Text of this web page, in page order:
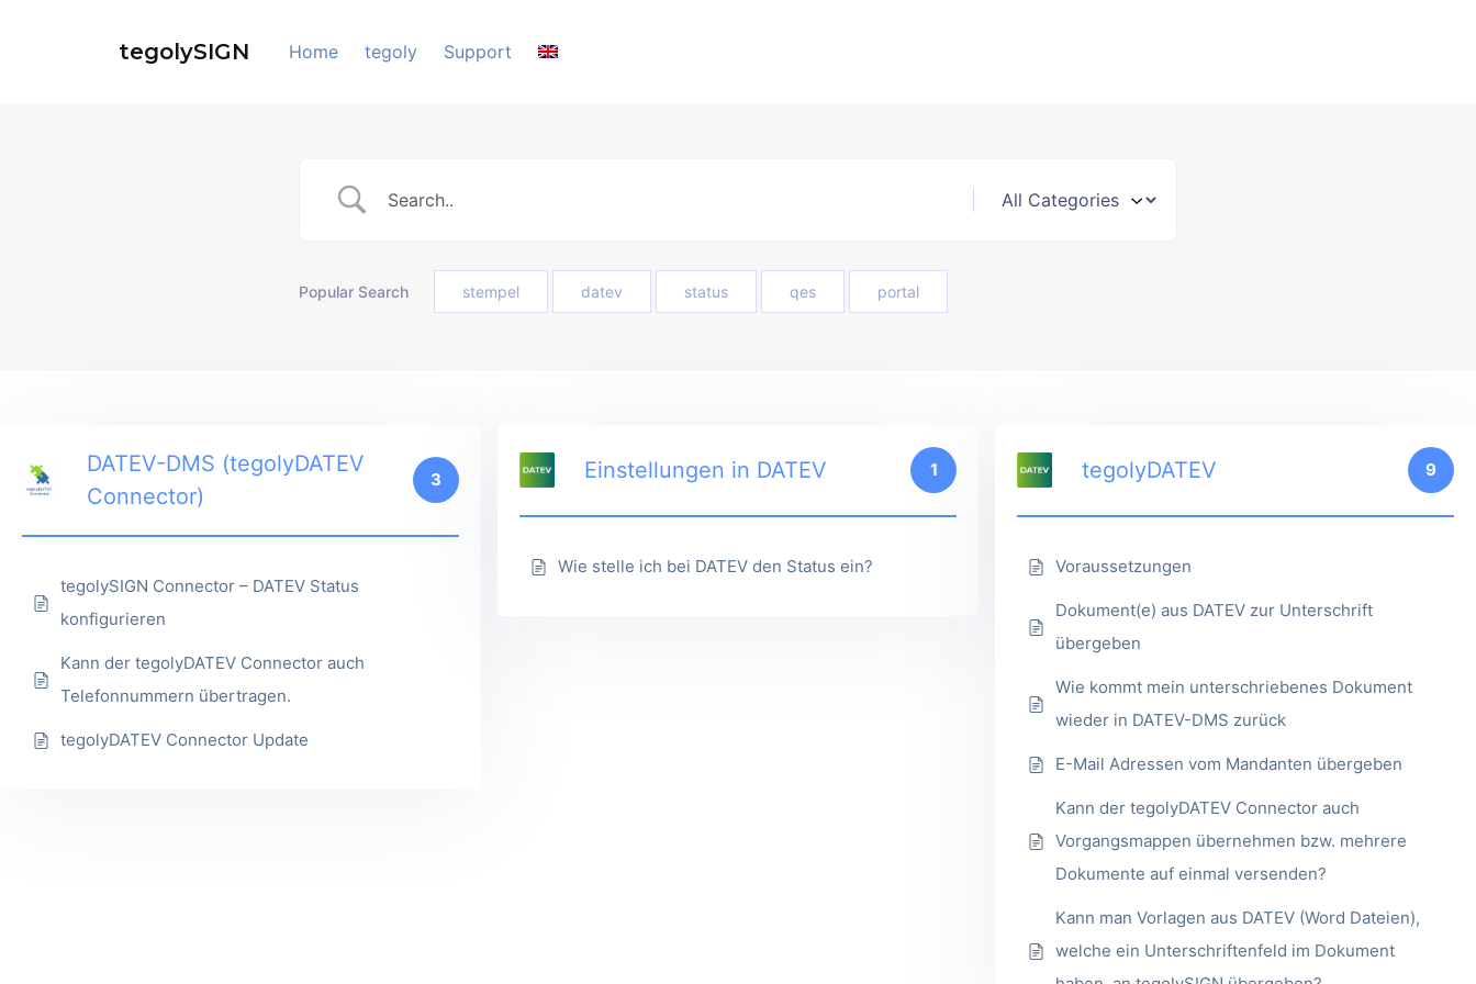
tegolySIGN Home tegoly Support
Popular Search stempel datev status qes portal
DATEV-DMS (tegolyDATEV
Connector)
3
tegolySIGN Connector – DATEV Status
konfigurieren
Kann der tegolyDATEV Connector auch
Telefonnummern übertragen.
tegolyDATEV Connector Update
Einstellungen in DATEV 1
Wie stelle ich bei DATEV den Status ein?
tegolyDATEV 9
Voraussetzungen
Dokument(e) aus DATEV zur Unterschrift
übergeben
Wie kommt mein unterschriebenes Dokument
wieder in DATEV-DMS zurück
E-Mail Adressen vom Mandanten übergeben
Kann der tegolyDATEV Connector auch
Vorgangsmappen übernehmen bzw. mehrere
Dokumente auf einmal versenden?
Kann man Vorlagen aus DATEV (Word Dateien),
welche ein Unterschriftenfeld im Dokument